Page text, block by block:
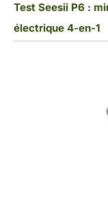
Test Seesii P6 :
électrique 4-en-1